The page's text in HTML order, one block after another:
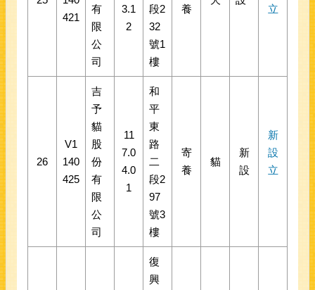
421
有
限
公
司
3.1
2
段2
32
號1
樓
養
立
26
V1
140
425
吉
予
貓
股
份
有
限
公
司
11
7.0
4.0
1
和
平
東
路
二
段2
97
號3
樓
寄
養
貓
新
設
新
設
立
復
興